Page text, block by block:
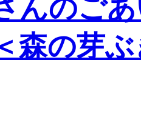
んのご
森の芽